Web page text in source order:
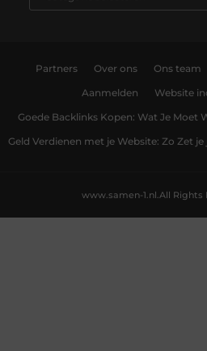
Partners Over ons Ons team
Aanmelden Website
Goede Backlinks Kopen: Wat Je Moet
Geld Verdienen met je Website: Zo Zet
All Rights
www.samen-1.nl.